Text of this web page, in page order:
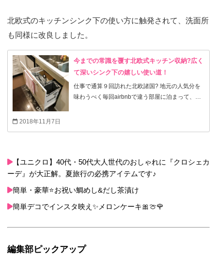
北欧式のキッチンシンク下の使い方に触発されて、洗面所
も同様に改良しました。
今までの常識を覆す北欧式キッチン収納?広く
て深いシンク下の嬉しい使い道！
仕事で通算９回訪れた北欧諸国? 地元の人気分を
味わうべく毎回airbnbで違う部屋に泊まって、ク
の効く食材を溜め込んでは、重すぎて引き出すの
も一苦労だったシンク下収納。 深すぎて持て余し
き出しでも開き扉でも、ここは「ゴミ箱スペー
ス」にするみたいです。 実際に日本の台所でやっ
すごい利点があります。（ただし、生ゴミに虫が
2018年11月7日
【ユニクロ】40代・50代大人世代のおしゃれに『クロシェカ
ーデ』が大正解。夏旅行の必携アイテムです♪
簡単・豪華⭐️お祝い鯛めし&だし茶漬け
簡単デコでインスタ映え✨メロンケーキ🎀🍈🌹
編集部ピックアップ